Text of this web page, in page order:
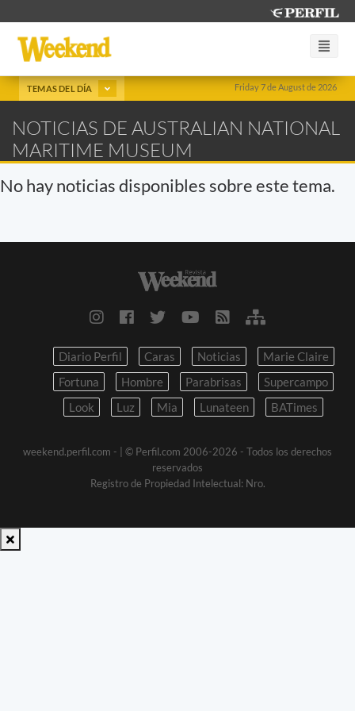
Friday 7 de August de 2026
TEMAS DEL DÍA
NOTICIAS DE AUSTRALIAN NATIONAL
MARITIME MUSEUM
No hay noticias disponibles sobre este tema.
Diario Perfil Caras Noticias
Marie Claire
Fortuna
Hombre Parabrisas
Supercampo
Look
Luz Mia Lunateen BATimes
weekend.perfil.com -
| © Perfil.com 2006-2026 - Todos los derechos
reservados
Registro de Propiedad Intelectual: Nro.